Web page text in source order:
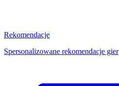
Rekomendacje
Spersonalizowane rekomendacje gier